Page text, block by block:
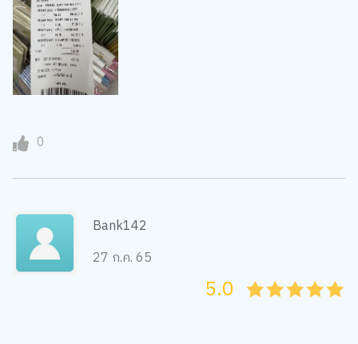
0
Bank142
27 ก.ค. 65
45
4
35
3
25
2
15
1
05
5.0